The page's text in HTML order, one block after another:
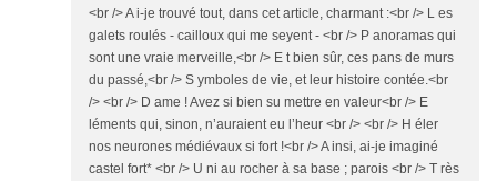
<br /> A i-je trouvé tout, dans cet article, charmant :<br /> L es
galets roulés - cailloux qui me seyent - <br /> P anoramas qui
sont une vraie merveille,<br /> E t bien sûr, ces pans de murs
du passé,<br /> S ymboles de vie, et leur histoire contée.<br
/> <br /> D ame ! Avez si bien su mettre en valeur<br /> E
léments qui, sinon, n’auraient eu l’heur <br /> <br /> H éler
nos neurones médiévaux si fort !<br /> A insi, ai-je imaginé
castel fort* <br /> U ni au rocher à sa base ; parois <br /> T rès